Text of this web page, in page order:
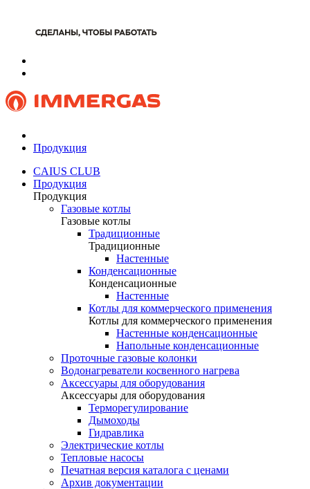
Продукция
CAIUS CLUB
Продукция
Продукция
Газовые котлы
Газовые котлы
Традиционные
Традиционные
Настенные
Конденсационные
Конденсационные
Настенные
Котлы для коммерческого применения
Котлы для коммерческого применения
Настенные конденсационные
Напольные конденсационные
Проточные газовые колонки
Водонагреватели косвенного нагрева
Аксессуары для оборудования
Аксессуары для оборудования
Терморегулирование
Дымоходы
Гидравлика
Электрические котлы
Тепловые насосы
Печатная версия каталога с ценами
Архив документации